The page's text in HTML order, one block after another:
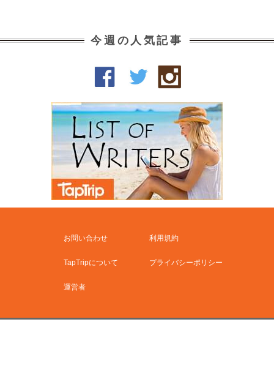
今週の人気記事
お問い合わせ 利用規約
TapTripについて プライバシーポリシー
運営者